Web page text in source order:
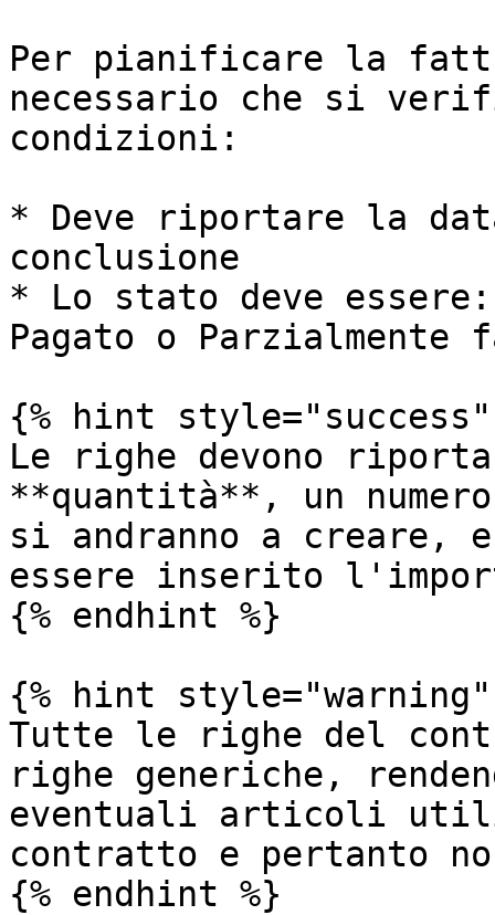
Per pianificare la
necessario che si
condizioni:
* Deve riportare la
conclusione
* Lo stato deve
Pagato o Parzialmente
{% hint style="success"
Le righe devono
**quantità**, un
si andranno a creare,
essere inserito
{% endhint %}
{% hint style="warning"
Tutte le righe del
righe generiche,
eventuali articoli
contratto e pertanto
{% endhint %}